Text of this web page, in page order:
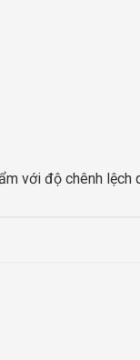
với độ chênh lệch